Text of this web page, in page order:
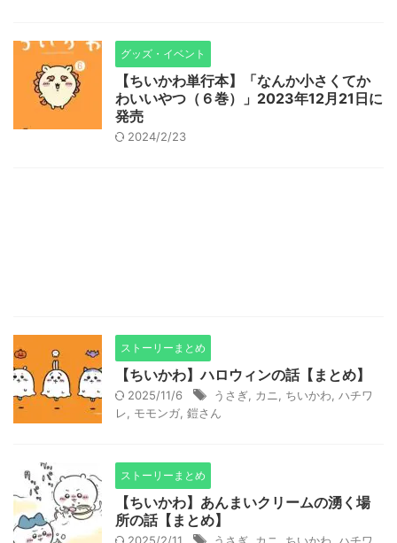
グッズ・イベント
【ちいかわ単行本】「なんか小さくてか
わいいやつ（６巻）」2023年12月21日に
発売
2024/2/23
ストーリーまとめ
【ちいかわ】ハロウィンの話【まとめ】
2025/11/6 うさぎ カニ ちいかわ ハチワ
レ
モモンガ 鎧さん
ストーリーまとめ
【ちいかわ】あんまいクリームの湧く場
所の話【まとめ】